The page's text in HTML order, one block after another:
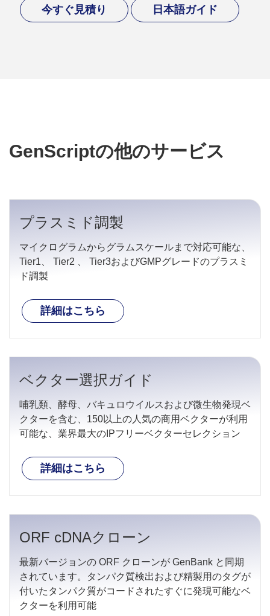
今すぐ見積り 日本語ガイド
GenScriptの他のサービス
プラスミド調製
マイクログラムからグラムスケールまで対応可能な、
Tier1、 Tier2 、 Tier3およびGMPグレードのプラスミ
ド調製
詳細はこちら
ベクター選択ガイド
哺乳類、酵母、バキュロウイルスおよび微生物発現ベ
クターを含む、150以上の人気の商用ベクターが利用
可能な、業界最大のIPフリーベクターセレクション
詳細はこちら
ORF cDNAクローン
最新バージョンの ORF クローンが GenBank と同期
されています。タンパク質検出および精製用のタグが
付いたタンパク質がコードされたすぐに発現可能なベ
クターを利用可能